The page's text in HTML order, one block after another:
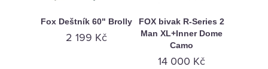
Fox Deštník 60" Brolly
2 199 Kč
FOX bivak R-Series 2
Man XL+Inner Dome
Camo
14 000 Kč